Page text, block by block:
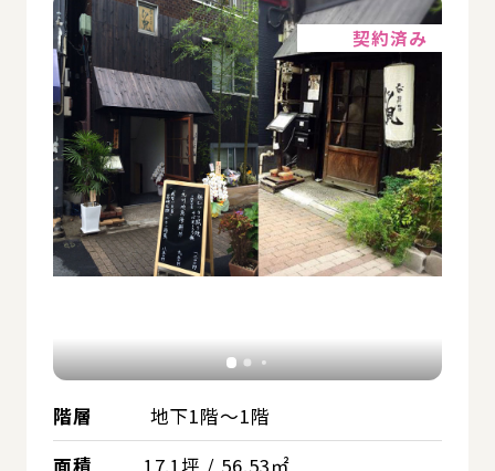
契約済み
階層
地下1階～1階
面積
17.1坪 / 56.53㎡